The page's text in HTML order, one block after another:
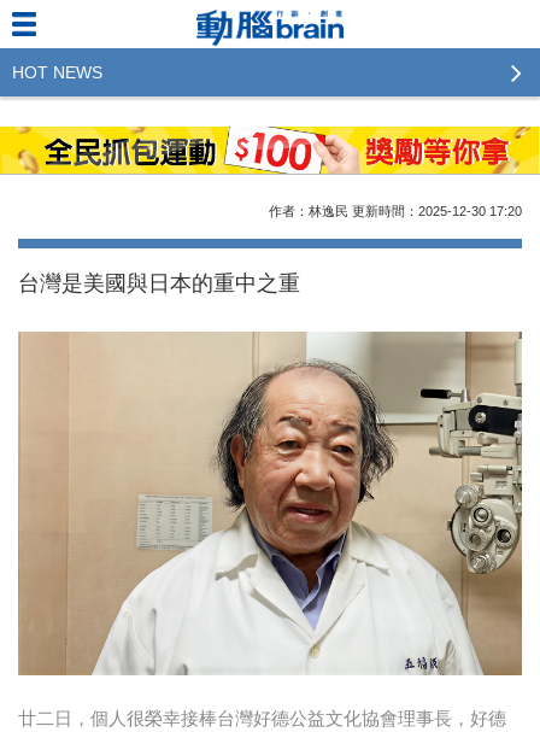
作者：林逸民 更新時間：2025-12-30 17:20
台灣是美國與日本的重中之重
廿二日，個人很榮幸接棒台灣好德公益文化協會理事長，好德
HOT NEWS
2023行銷傳播傑出貢獻獎 啟動徵件！期許參賽作品
更創新及具影響力
2022行銷傳播傑出貢獻獎得獎名單揭曉，近400位行
2023台灣民生快消品牌排行 14億次國民消費揭曉品
域動行銷公布人事異動
CSD中衛營運長張德成：中衛跳脫框架 玩出口罩新
金獎的代價 牛恆泰：沒人知道我失去什麼！
台灣百事食品 注重品牌體驗創造差異化
黃麗萍：媒體代理商有幫客戶升級的責任！